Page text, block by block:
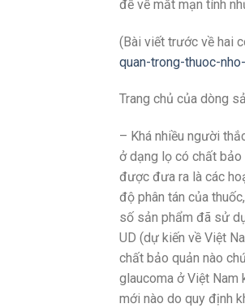
đề về mắt mạn tính
(Bài viết trước về hai
quan-trong-thuoc-
Trang chủ của dòng
– Khá nhiều người
ở dạng lọ có chất
được đưa ra là các
độ phân tán của
số sản phẩm đã sử
UD (dự kiến về Việt
chất bảo quản nào
glaucoma ở Việt Nam
mới nào do quy định